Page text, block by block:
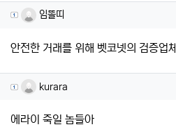
임똘띠님의 댓글
임똘띠
안전한 거래를 위해 벳코넷의 검증업
kurara님의 댓글
kurara
에라이 죽일 놈들아